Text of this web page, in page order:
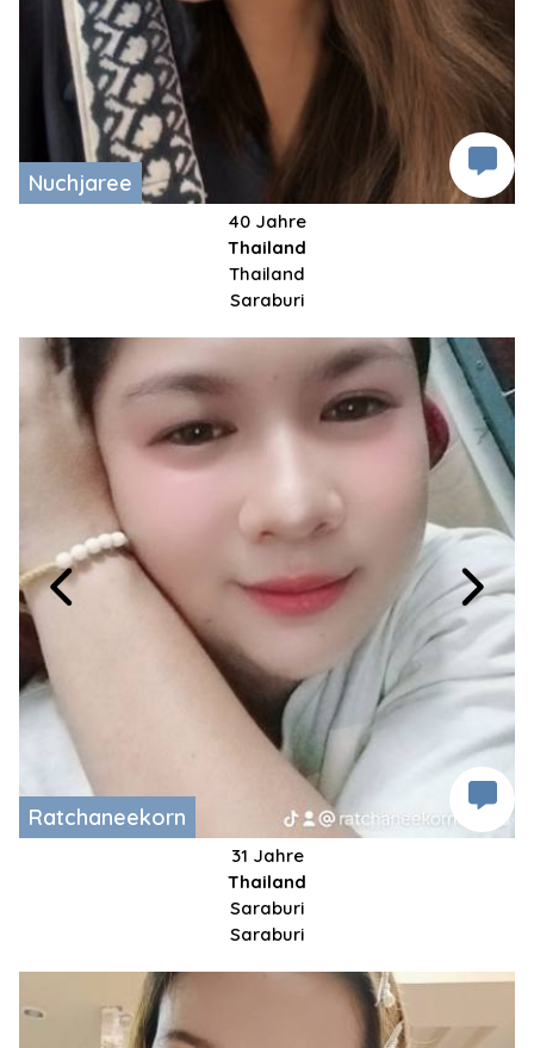
Nuchjaree
40 Jahre
Thailand
Thailand
Saraburi
Ratchaneekorn
31 Jahre
Thailand
Saraburi
Saraburi